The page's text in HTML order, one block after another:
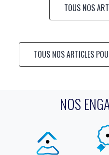
TOUS NOS
TOUS NOS ARTICLES
NOS